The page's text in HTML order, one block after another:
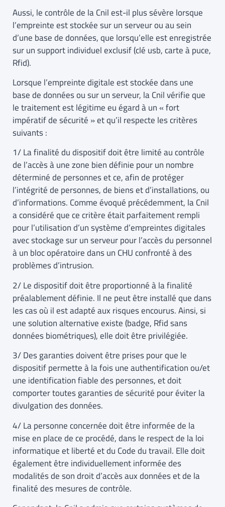
Aussi, le contrôle de la Cnil est-il plus sévère lorsque
l’empreinte est stockée sur un serveur ou au sein
d’une base de données, que lorsqu’elle est enregistrée
sur un support individuel exclusif (clé usb, carte à puce,
Rfid).
Lorsque l’empreinte digitale est stockée dans une
base de données ou sur un serveur, la Cnil vérifie que
le traitement est légitime eu égard à un « fort
impératif de sécurité » et qu’il respecte les critères
suivants :
1/ La finalité du dispositif doit être limité au contrôle
de l’accès à une zone bien définie pour un nombre
déterminé de personnes et ce, afin de protéger
l’intégrité de personnes, de biens et d’installations, ou
d’informations. Comme évoqué précédemment, la Cnil
a considéré que ce critère était parfaitement rempli
pour l’utilisation d’un système d’empreintes digitales
avec stockage sur un serveur pour l’accès du personnel
à un bloc opératoire dans un CHU confronté à des
problèmes d’intrusion.
2/ Le dispositif doit être proportionné à la finalité
préalablement définie. Il ne peut être installé que dans
les cas où il est adapté aux risques encourus. Ainsi, si
une solution alternative existe (badge, Rfid sans
données biométriques), elle doit être privilégiée.
3/ Des garanties doivent être prises pour que le
dispositif permette à la fois une authentification ou/et
une identification fiable des personnes, et doit
comporter toutes garanties de sécurité pour éviter la
divulgation des données.
4/ La personne concernée doit être informée de la
mise en place de ce procédé, dans le respect de la loi
informatique et liberté et du Code du travail. Elle doit
également être individuellement informée des
modalités de son droit d’accès aux données et de la
finalité des mesures de contrôle.